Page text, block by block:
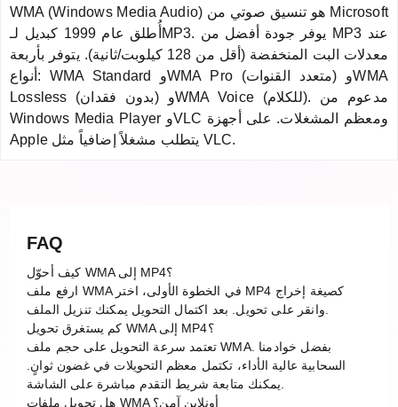
WMA (Windows Media Audio) هو تنسيق صوتي من Microsoft
أُطلق عام 1999 كبديل لـMP3. يوفر جودة أفضل من MP3 عند
معدلات البت المنخفضة (أقل من 128 كيلوبت/ثانية). يتوفر بأربعة
أنواع: WMA Standard وWMA Pro (متعدد القنوات) وWMA
Lossless (بدون فقدان) وWMA Voice (للكلام). مدعوم من
Windows Media Player وVLC ومعظم المشغلات. على أجهزة
Apple يتطلب مشغلاً إضافياً مثل VLC.
FAQ
كيف أحوّل WMA إلى MP4؟
ارفع ملف WMA في الخطوة الأولى، اختر MP4 كصيغة إخراج
كم يستغرق تحويل WMA إلى MP4؟
تعتمد سرعة التحويل على حجم ملف WMA. بفضل خوادمنا
السحابية عالية الأداء، تكتمل معظم التحويلات في غضون ثوانٍ.
هل تحويل ملفات WMA أونلاين آمن؟